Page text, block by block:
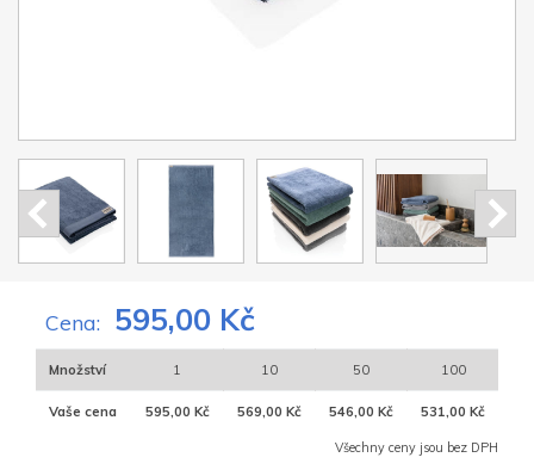
Cena: 595,00 Kč
Množství 1 10 50 100
Vaše cena 595,00 Kč 569,00 Kč 546,00 Kč 531,00 Kč
Všechny ceny jsou bez DPH